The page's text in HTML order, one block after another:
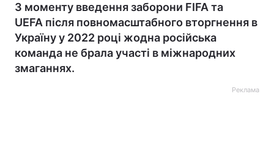
З моменту введення заборони FIFA та
UEFA після повномасштабного вторгнення в
Україну у 2022 році жодна російська
команда не брала участі в міжнародних
змаганнях.
Реклама